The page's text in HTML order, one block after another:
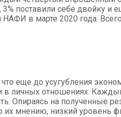
поставили себе двойку и
в марте 2020 года.
еще до усугубления
личных отношениях.
Опираясь на полученные
мнению, низкий уровень